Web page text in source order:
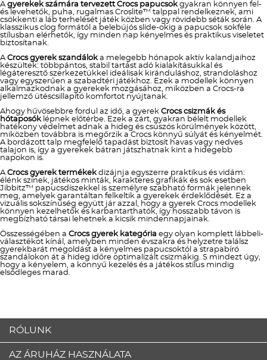
Agyerekek számára tervezett Crocs papucsokgyakran könnyen fel-
és levehetők, puha, rugalmas Croslite™ talppal rendelkeznek, ami
csökkenti a láb terhelését játék közben vagy rövidebb séták során. A
klasszikus clog formától a belebújós slide-okig a papucsok sokféle
stílusban elérhetők, így minden nap kényelmes és praktikus viseletet
biztosítanak.
ACrocs gyerek szandáloka melegebb hónapok aktív kalandjaihoz
készültek: többpántos, stabil tartást adó kialakításukkal és
légáteresztő szerkezetükkel ideálisak kiránduláshoz, strandoláshoz
vagy egyszerűen a szabadtéri játékhoz. Ezek a modellek könnyen
alkalmazkodnak a gyerekek mozgásához, miközben a Crocs-ra
jellemző ütéscsillapító komfortot nyújtanak.
Ahogy hűvösebbre fordul az idő, a gyerek Crocs csizmák és
hótaposóklépnek előtérbe. Ezek a zárt, gyakran bélelt modellek
hatékony védelmet adnak a hideg és csúszós körülmények között,
miközben továbbra is megőrzik a Crocs könnyű súlyát és kényelmét.
A bordázott talp megfelelő tapadást biztosít havas vagy nedves
talajon is, így a gyerekek bátran játszhatnak kint a hidegebb
napokon is.
ACrocs gyerek termékekdizájnja egyszerre praktikus és vidám:
élénk színek, játékos minták, karakteres grafikák és sok esetben
Jibbitz™ papucsdíszekkel is személyre szabható formák jelennek
meg, amelyek garantáltan felkeltik a gyerekek érdeklődését. Ez a
vizuális sokszínűség együtt jár azzal, hogy a gyerek Crocs modellek
könnyen kezelhetők és karbantarthatók, így hosszabb távon is
megbízható társai lehetnek a kicsik mindennapjainak.
Összességében a Crocs gyerek kategória egy olyan komplett lábbeli-
választékot kínál, amelyben minden évszakra és helyzetre találsz
gyerekbarát megoldást a kényelmes papucsoktól a strapabíró
szandálokon át a hideg időre optimalizált csizmákig. S mindezt úgy,
hogy a kényelem, a könnyű kezelés és a játékos stílus mindig
elsődleges marad.
RÓLUNK
AZ ÁRUHÁZ HASZNÁLATA